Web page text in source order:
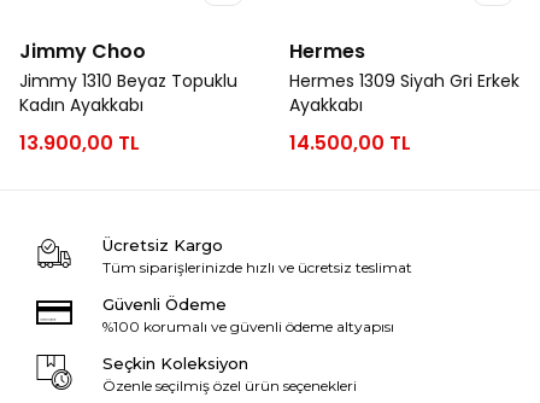
Jimmy Choo
Jimmy 1310 Beyaz Topuklu
Kadın Ayakkabı
13.900,00 TL
Hermes
Hermes 1309 Siyah Gri Erkek
Ayakkabı
14.500,00 TL
Ücretsiz Kargo
Tüm siparişlerinizde hızlı ve ücretsiz teslimat
Güvenli Ödeme
%100 korumalı ve güvenli ödeme altyapısı
Seçkin Koleksiyon
Özenle seçilmiş özel ürün seçenekleri